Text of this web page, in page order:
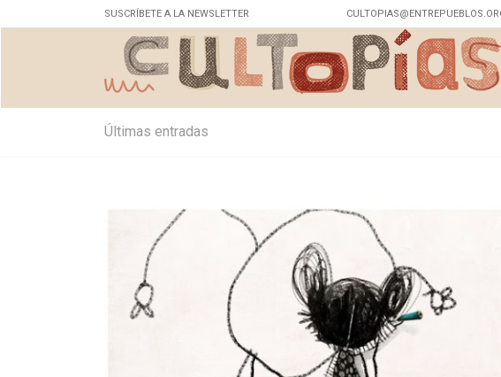
SUSCRÍBETE A LA NEWSLETTER
Últimas entradas